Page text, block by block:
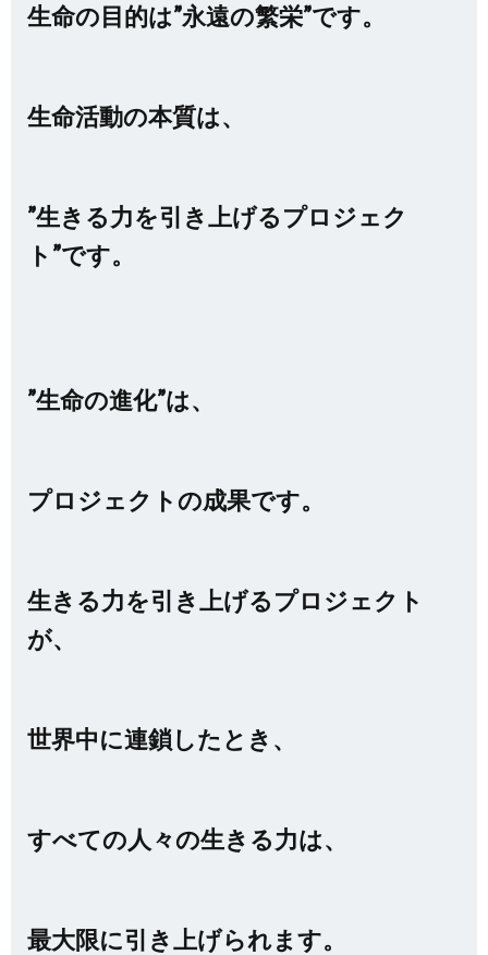
生命の目的は”永遠の繁栄”です。
生命活動の本質は、
”生きる力を引き上げるプロジェク
ト”です。
”生命の進化”は、
プロジェクトの成果です。
生きる力を引き上げるプロジェクト
が、
世界中に連鎖したとき、
すべての人々の生きる力は、
最大限に引き上げられます。